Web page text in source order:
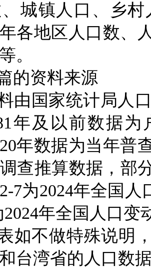
城镇人口、乡
年各地区人口数、
。
的资料来源
由国家统计局人
年及以前数据为
年数据为当年普
查推算数据，部
2-7为2024年全国人
2024年全国人口变
如不做特殊说明
台湾省的人口数